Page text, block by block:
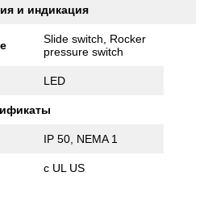
и индикация
Slide switch, Rocker
pressure switch
LED
IP 50, NEMA 1
c UL US